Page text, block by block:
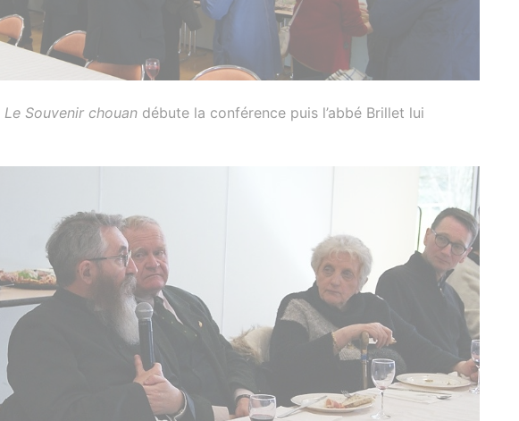
Le Souvenir chouan débute la conférence puis l’abbé Brillet lui